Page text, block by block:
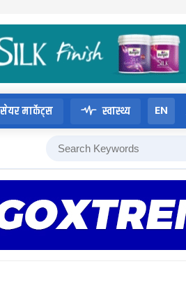
सेयर मार्केट्स स्वास्थ्य EN